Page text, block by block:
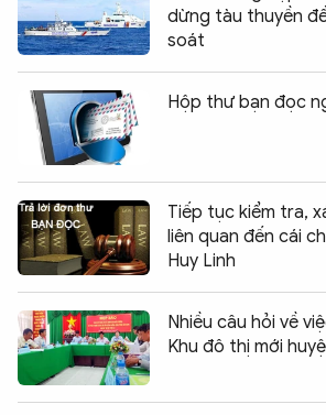
dừng tàu thuyền
soát
Hộp thư bạn đọc
Tiếp tục kiểm tra,
liên quan đến cái
Huy Linh
Nhiều câu hỏi về
Khu đô thị mới